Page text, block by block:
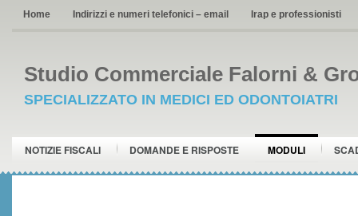
Home Indirizzi e numeri telefonici – email Irap e professionisti
Studio Commerciale Falorni &
SPECIALIZZATO IN MEDICI ED ODONTOIATRI
NOTIZIE FISCALI DOMANDE E RISPOSTE MODULI